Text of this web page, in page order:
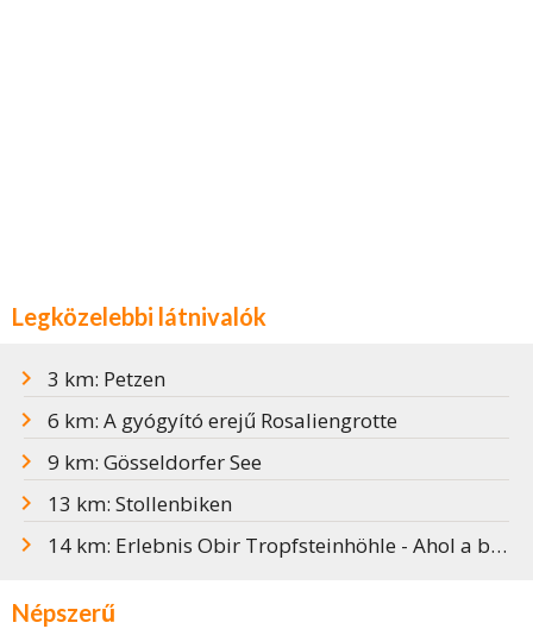
Legközelebbi látnivalók
3 km: Petzen
6 km: A gyógyító erejű Rosaliengrotte
9 km: Gösseldorfer See
13 km: Stollenbiken
14 km: Erlebnis Obir Tropfsteinhöhle - Ahol a barlangi sárkány életre kell
Népszerű